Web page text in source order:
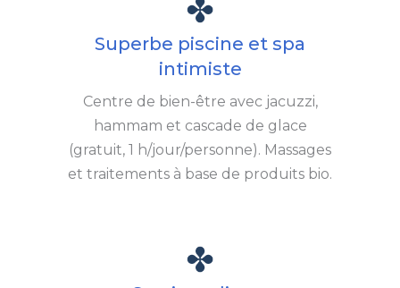
Superbe piscine et spa
intimiste
Centre de bien-être avec jacuzzi,
hammam et cascade de glace
(gratuit, 1 h/jour/personne). Massages
et traitements à base de produits bio.